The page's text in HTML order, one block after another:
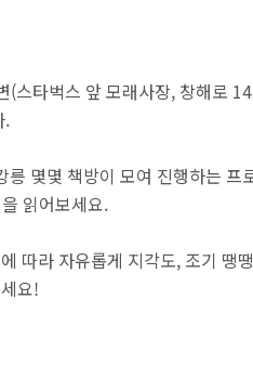
스타벅스 앞 모래사장, 창해로
.
릉 몇몇 책방이 모여 진행하는 프
읽어보세요.
따라 자유롭게 지각도, 조기 땡
요!